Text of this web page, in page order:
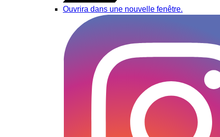
Ouvrira dans une nouvelle fenêtre.